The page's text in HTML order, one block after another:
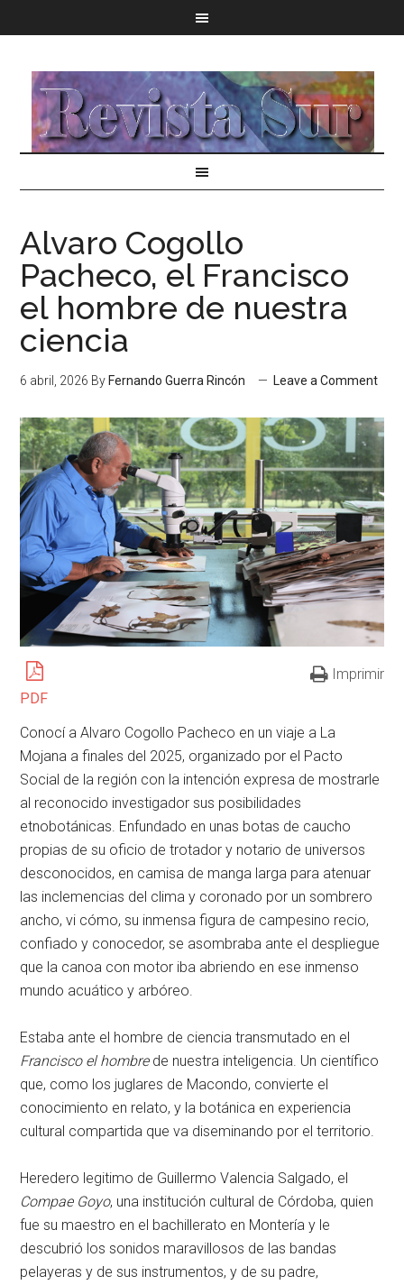
Alvaro Cogollo
Pacheco, el Francisco
el hombre de nuestra
ciencia
6 abril, 2026 By Fernando Guerra Rincón Leave a Comment
PDF
Imprimir
Conocí a Alvaro Cogollo Pacheco en un viaje a La
Mojana a finales del 2025, organizado por el Pacto
Social de la región con la intención expresa de mostrarle
al reconocido investigador sus posibilidades
etnobotánicas. Enfundado en unas botas de caucho
propias de su oficio de trotador y notario de universos
desconocidos, en camisa de manga larga para atenuar
las inclemencias del clima y coronado por un sombrero
ancho, vi cómo, su inmensa figura de campesino recio,
confiado y conocedor, se asombraba ante el despliegue
que la canoa con motor iba abriendo en ese inmenso
mundo acuático y arbóreo.
Estaba ante el hombre de ciencia transmutado en el
Francisco el hombrede nuestra inteligencia. Un científico
que, como los juglares de Macondo, convierte el
conocimiento en relato, y la botánica en experiencia
cultural compartida que va diseminando por el territorio.
Heredero legitimo de Guillermo Valencia Salgado, el
Compae Goyo, una institución cultural de Córdoba, quien
fue su maestro en el bachillerato en Montería y le
descubrió los sonidos maravillosos de las bandas
pelayeras y de sus instrumentos, y de su padre,